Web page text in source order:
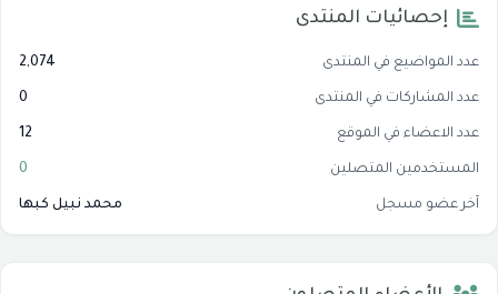
إحصائيات المنتدى
عدد المواضيع في المنتدى 2,074
عدد المشاركات في المنتدى 0
عدد الاعضاء في الموقع 12
المستخدمين المتصلين 0
آخر عضو مسجل محمد نبيل كبها